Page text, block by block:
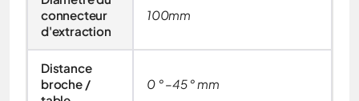
connecteur
d'extraction
100mm
Distance
broche /
0 ° –45 ° mm